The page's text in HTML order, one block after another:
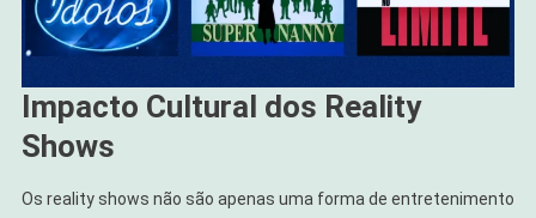
Impacto Cultural dos Reality
Shows
Os reality shows não são apenas uma forma de entretenimento